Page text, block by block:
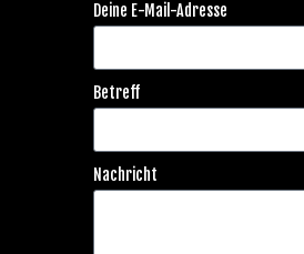
Deine E-Mail-Adresse
Betreff
Nachricht